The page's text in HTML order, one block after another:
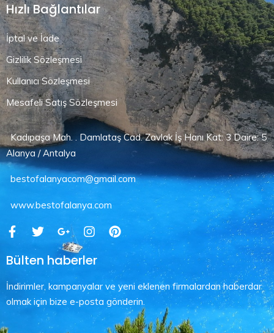
Hızlı Bağlantılar
İptal ve İade
Gizlilik Sözleşmesi
Kullanıcı Sözleşmesi
Mesafeli Satış Sözleşmesi
Kadıpaşa Mah. . Damlataş Cad. Zavlak İş Hanı Kat: 3 Daire: 5
Alanya / Antalya
bestofalanyacom@gmail.com
www.bestofalanya.com
Bülten haberler
İndirimler, kampanyalar ve yeni eklenen firmalardan haberdar
olmak için bize e-posta gönderin.